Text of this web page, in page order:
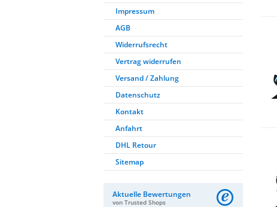
Impressum
AGB
Widerrufsrecht
Vertrag widerrufen
Versand / Zahlung
Datenschutz
Kontakt
Anfahrt
DHL Retour
Sitemap
Aktuelle Bewertungen
von Trusted Shops